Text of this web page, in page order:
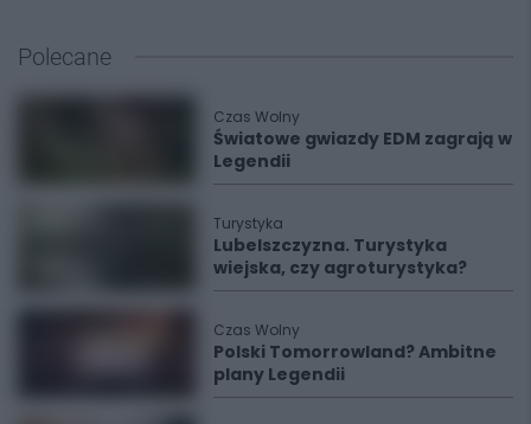
Polecane
Czas Wolny
Światowe gwiazdy EDM zagrają w
Legendii
Turystyka
Lubelszczyzna. Turystyka
wiejska, czy agroturystyka?
Czas Wolny
Polski Tomorrowland? Ambitne
plany Legendii